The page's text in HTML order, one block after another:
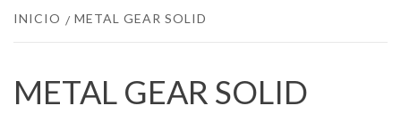
INICIO METAL GEAR SOLID
METAL GEAR SOLID